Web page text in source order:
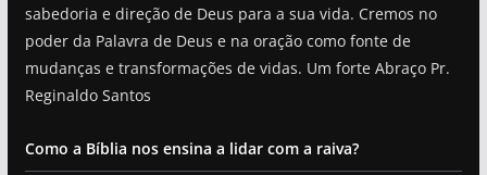
sabedoria e direção de Deus para a sua vida. Cremos no
poder da Palavra de Deus e na oração como fonte de
mudanças e transformações de vidas. Um forte Abraço Pr.
Reginaldo Santos
Como a Bíblia nos ensina a lidar com a raiva?